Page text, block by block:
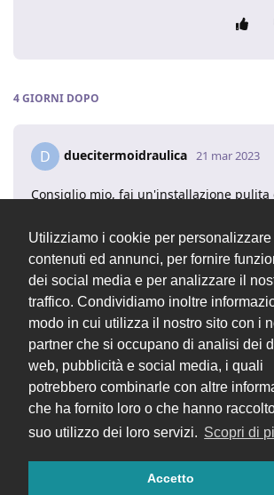
Utilizziamo i cookie per personalizzare
contenuti ed annunci, per fornire
dei social media e per analizzare il
traffico. Condividiamo inoltre
modo in cui utilizza il nostro sito con i
partner che si occupano di analisi dei
web, pubblicità e social media, i quali
potrebbero combinarle con altre
che ha fornito loro o che hanno
suo utilizzo dei loro servizi. Scopri di
Accetto
4 GIORNI DOPO
D duecitermoidraulica 21 mar 2023
Consiglio mio, fai un'installazione
sulla root del sito. Poi esporta il
importalo su quello di aruba.
Le uniche varianti che hai sono i file
database. Il resto, se non hai fatto
sono dati statici che puoi
da zero.
Rispondi alla discussione...